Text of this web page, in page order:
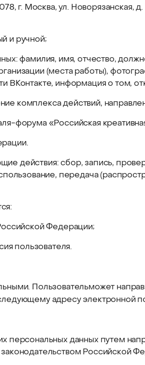
г. Москва, ул. Новорязанская,
и ручной;
фамилия, имя, отчество,
(места работы),
информация о том,
комплекса действий,
форума «Российская
действия: сбор, запись,
передача
Федерации;
пользователя.
Пользовательможет
адресу электронной
персональных данных путем
Российской